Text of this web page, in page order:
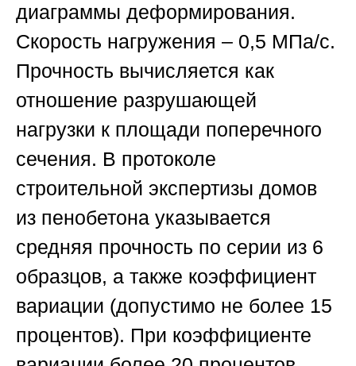
диаграммы деформирования.
Скорость нагружения – 0,5 МПа/с.
Прочность вычисляется как
отношение разрушающей
нагрузки к площади поперечного
сечения. В протоколе
строительной экспертизы домов
из пенобетона указывается
средняя прочность по серии из 6
образцов, а также коэффициент
вариации (допустимо не более 15
процентов). При коэффициенте